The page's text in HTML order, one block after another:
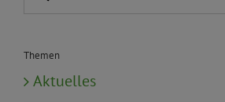
Themen
Aktuelles